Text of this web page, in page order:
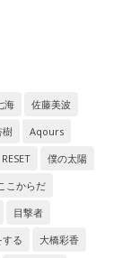
海
佐藤美波
樹
Aqours
RESET
僕の太陽
こからだ
目撃者
る
大橋彩香